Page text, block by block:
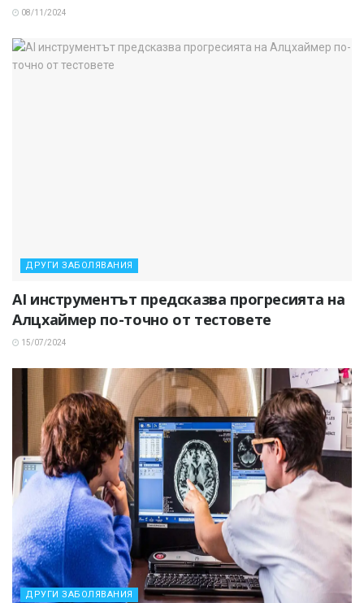
08/11/2024
ДРУГИ ЗАБОЛЯВАНИЯ
AI инструментът предсказва прогресията на
Алцхаймер по-точно от тестовете
15/07/2024
ДРУГИ ЗАБОЛЯВАНИЯ